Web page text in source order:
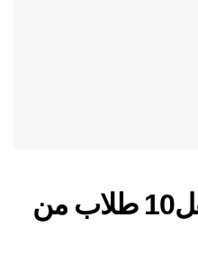
عناصر شبيحة تعتقل10 طلاب من